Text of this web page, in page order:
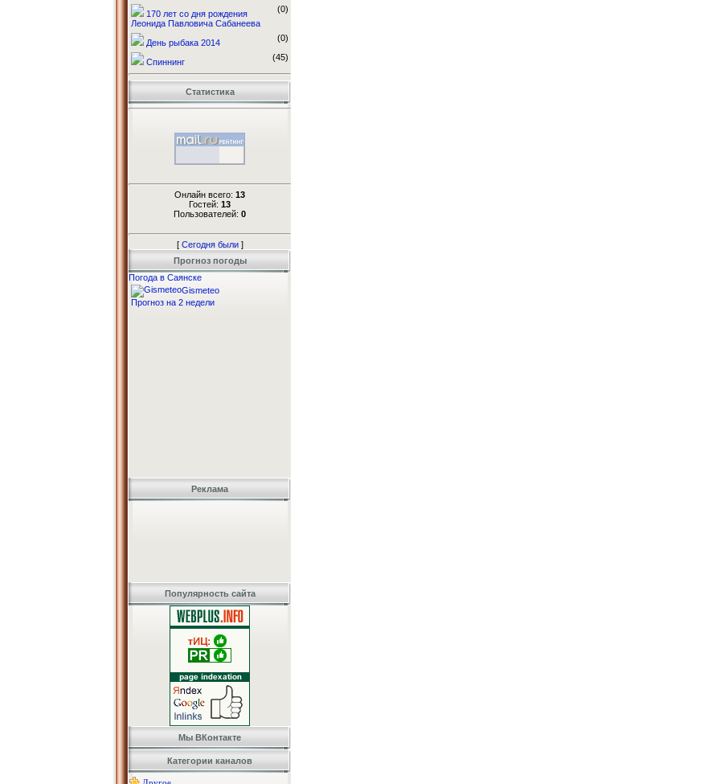
170 лет со дня рождения
Леонида Павловича Сабанеева
(0)
День рыбака 2014 (0)
Спиннинг (45)
Статистика
Онлайн всего: 13
Гостей: 13
Пользователей: 0
[ Сегодня были]
Прогноз погоды
Погода в Саянске
Gismeteo
Прогноз на 2 недели
Реклама
Популярность сайта
Мы ВКонтакте
Категории каналов